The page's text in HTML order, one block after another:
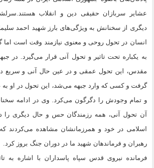
عشایر سربازان حقیقی دین و انقلاب
دیگری از سخنانش به ویژگی‌های بارز شهید احمد
انسان در تحول روحی و معنوی نیازمند وقت است اما
به یکباره تحت تاثیر و تحول آنی قرار می‌گیرد. در
مقدس، این تحول عمقی و در عین حال آنی و سریع
گرفت و کسی که وارد جبهه می‌شد، این تحول در او
و تمام وجودش را دگرگون می‌کرد. وی در ادامه
آن تحول آنی، همه رزمندگان حس و حال دیگری را
اسلامی در خود و همرزمانشان مشاهده می‌کردند
رهبران و فرماندهان شهید ما در دوران جنگ بروز کرد.
فرمانده نیروی قدس سپاه پاسداران با اشاره به